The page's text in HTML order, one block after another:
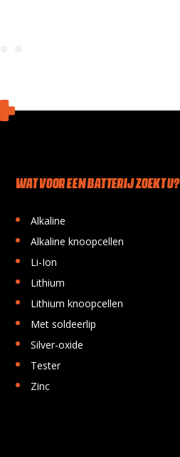
WAT VOOR EEN BATTERIJ ZOEKT U?
• Alkaline
• Alkaline knoopcellen
• Li-Ion
• Lithium
• Lithium knoopcellen
• Met soldeerlip
• Silver-oxide
• Tester
• Zinc